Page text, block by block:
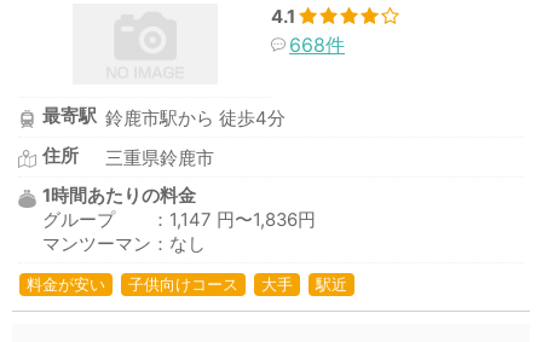
4.1
668件
最寄駅 鈴鹿市駅から 徒歩4分
住所
三重県鈴鹿市
1時間あたりの料金
グループ ：1,147 円〜1,836円
マンツーマン：なし
料金が安い 子供向けコース 大手 駅近